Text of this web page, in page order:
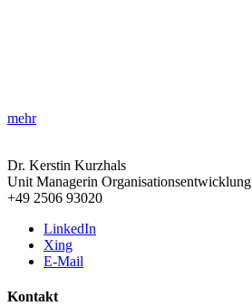
mehr
Dr. Kerstin Kurzhals
Unit Managerin Organisationsentwicklung
+49 2506 93020
LinkedIn
Xing
E-Mail
Kontakt